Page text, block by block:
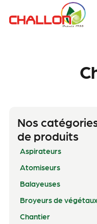
Nos
de produits
Aspirateurs
Atomiseurs
Balayeuses
Broyeurs de
Chantier